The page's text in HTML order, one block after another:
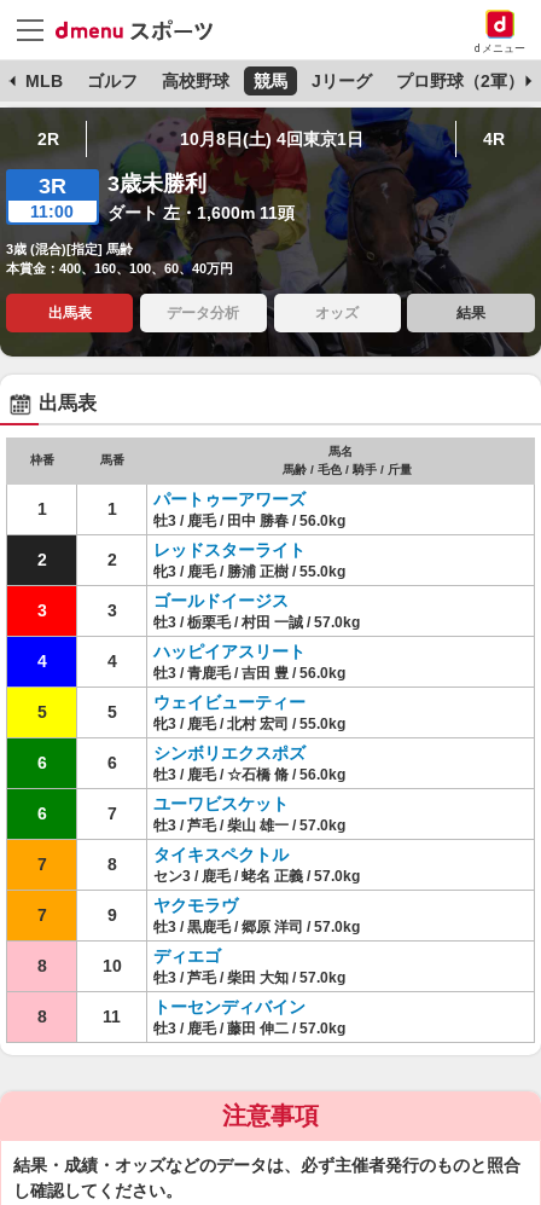
dメニュー
MLB ゴルフ 高校野球 競馬 Jリーグ プロ野球（2軍）
2R 10月8日(土) 4回東京1日 4R
3R
11:00
3歳未勝利
ダート 左・1,600m 11頭
3歳 (混合)[指定] 馬齢
本賞金：400、160、100、60、40万円
出馬表 データ分析 オッズ 結果
出馬表
枠番 馬番
馬名
馬齢 / 毛色 / 騎手 / 斤量
1 1 パートゥーアワーズ
牡3 / 鹿毛 / 田中 勝春 / 56.0kg
2 2 レッドスターライト
牝3 / 鹿毛 / 勝浦 正樹 / 55.0kg
3 3 ゴールドイージス
牡3 / 栃栗毛 / 村田 一誠 / 57.0kg
4 4 ハッピイアスリート
牡3 / 青鹿毛 / 吉田 豊 / 56.0kg
5 5 ウェイビューティー
牝3 / 鹿毛 / 北村 宏司 / 55.0kg
6 6 シンボリエクスポズ
牡3 / 鹿毛 / ☆石橋 脩 / 56.0kg
6 7 ユーワビスケット
牡3 / 芦毛 / 柴山 雄一 / 57.0kg
7 8 タイキスペクトル
セン3 / 鹿毛 / 蛯名 正義 / 57.0kg
7 9 ヤクモラヴ
牡3 / 黒鹿毛 / 郷原 洋司 / 57.0kg
8 10 ディエゴ
牡3 / 芦毛 / 柴田 大知 / 57.0kg
8 11 トーセンディバイン
牡3 / 鹿毛 / 藤田 伸二 / 57.0kg
注意事項
結果・成績・オッズなどのデータは、必ず主催者発行のものと照合
し確認してください。